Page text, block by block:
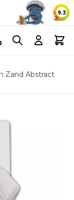
9.3
Search Cart
Zand Abstract